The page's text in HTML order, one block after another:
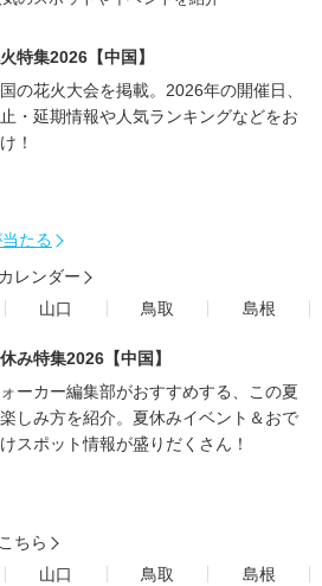
特集2026【中国】
の花火大会を掲載。2026年の開催日、
・延期情報や人気ランキングなどをお
！
たる
レンダー
山口 鳥取 島根
み特集2026【中国】
ーカー編集部がおすすめする、この夏
しみ方を紹介。夏休みイベント＆おで
スポット情報が盛りだくさん！
ちら
山口 鳥取 島根